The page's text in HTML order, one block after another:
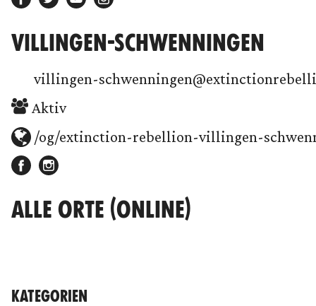
VILLINGEN-SCHWENNINGEN
villingen-
Aktiv
/og/extinction-rebellion-villingen-
ALLE ORTE (ONLINE)
KATEGORIEN